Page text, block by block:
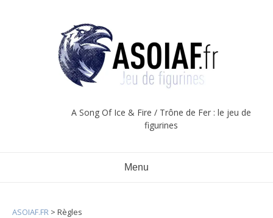
A Song Of Ice & Fire / Trône de Fer : le jeu de
figurines
Menu
ASOIAF.FR > Règles